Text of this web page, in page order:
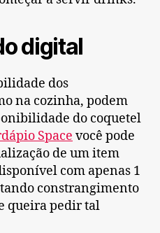
digital
dos
na cozinha, podem
do coquetel
Space você pode
de um item
com apenas 1
constrangimento
queira pedir tal